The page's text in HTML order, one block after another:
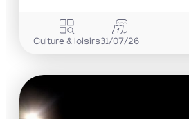
Culture & loisirs31/07/26